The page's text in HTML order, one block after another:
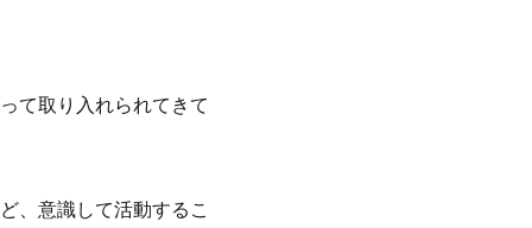
て取り入れられてきて
、意識して活動するこ